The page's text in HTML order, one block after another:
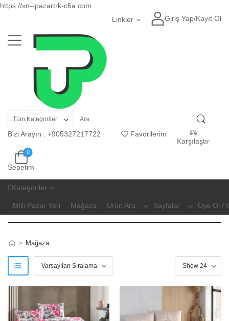
https://xn--pazartrk-c6a.com
Linkler
Giriş Yap/Kayıt Ol
Bizi Arayın : +905327217722
Favorilerim
Karşılaştır
Sepetim
0
Kategoriler
Milli Pazar Yeri Mağaza Ürün Ara Sayfalar Üye Ol /
> Mağaza